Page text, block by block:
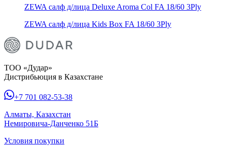
ZEWA салф д/лица Deluxe Aroma Col FA 18/60 3Ply
ZEWA салф д/лица Kids Box FA 18/60 3Ply
ТОО «Дудар»
Дистрибьюция в Казахстане
+7 701 082-53-38
Алматы, Казахстан
Немировича-Данченко 51Б
Условия покупки